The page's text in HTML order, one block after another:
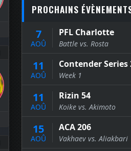
PROCHAINS
7
AOÛ
PFL Charlotte
Battle vs. Rosta
11
AOÛ
Contender Series
Week 1
11
AOÛ
Rizin 54
Koike vs. Akimoto
15
AOÛ
ACA 206
Vakhaev vs. Aliakbari